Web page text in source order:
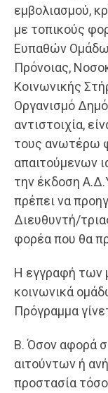
εμβολιασμού,
με τοπικούς
Ευπαθών
Πρόνοιας,
Κοινωνικής
Οργανισμό
αντιστοιχία,
τους ανωτέρω
απαιτούμενων
την έκδοση
πρέπει να
Διευθυντή/
φορέα που θα
Η εγγραφή των
κοινωνικά
Πρόγραμμα
Β. Όσον αφορά
αιτούντων ή
προστασία